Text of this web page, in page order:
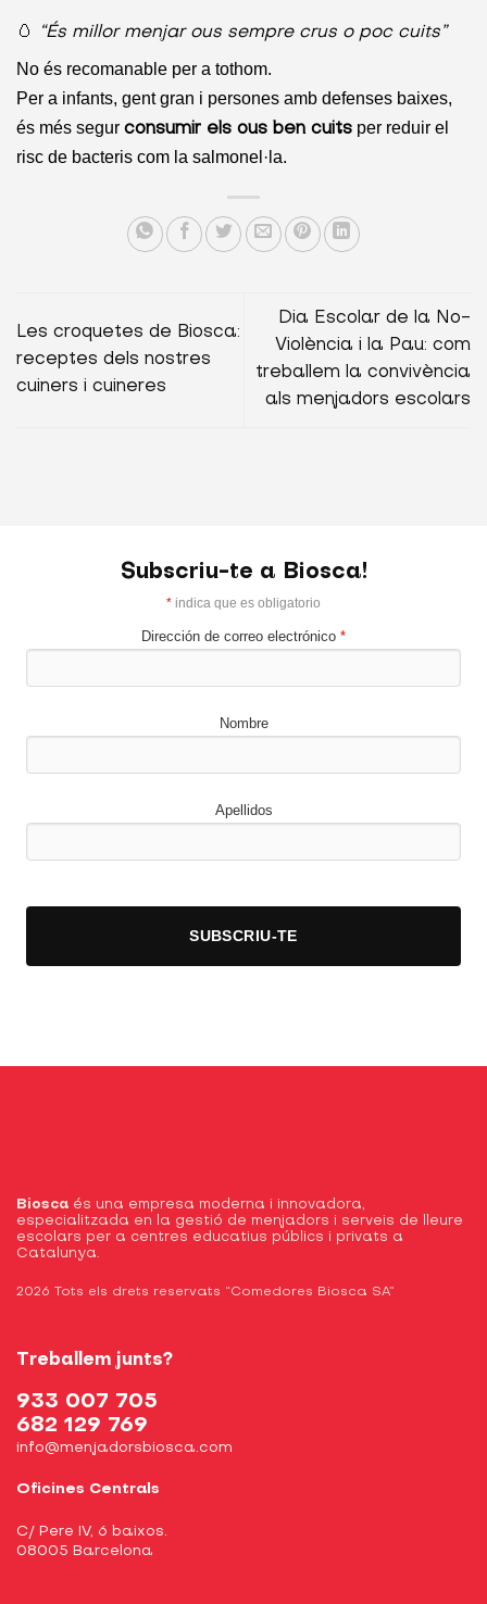
🥚 “És millor menjar ous sempre crus o poc cuits”
No és recomanable per a tothom.
Per a infants, gent gran i persones amb defenses baixes,
és més segur consumir els ous ben cuits per reduir el
risc de bacteris com la salmonel·la.
Les croquetes de Biosca:
receptes dels nostres
cuiners i cuineres
Dia Escolar de la No-
Violència i la Pau: com
treballem la convivència
als menjadors escolars
Subscriu-te a Biosca!
* indica que es obligatorio
Dirección de correo electrónico *
Nombre
Apellidos
Biosca és una empresa moderna i innovadora,
especialitzada en la gestió de menjadors i serveis de lleure
escolars per a centres educatius públics i privats a
Catalunya.
2026 Tots els drets reservats “Comedores Biosca SA”
Treballem junts?
933 007 705
682 129 769
info@menjadorsbiosca.com
Oficines Centrals
C/ Pere IV, 6 baixos.
08005 Barcelona